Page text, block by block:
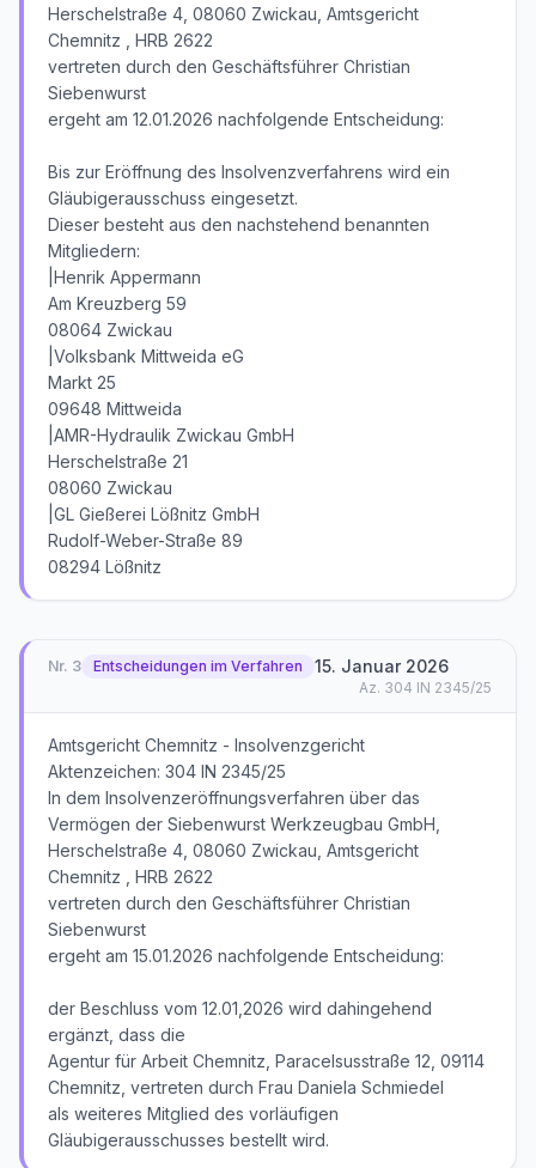
Herschelstraße 4, 08060 Zwickau, Amtsgericht
Chemnitz , HRB 2622
vertreten durch den Geschäftsführer Christian
Siebenwurst
ergeht am 12.01.2026 nachfolgende Entscheidung:
Bis zur Eröffnung des Insolvenzverfahrens wird ein
Gläubigerausschuss eingesetzt.
Dieser besteht aus den nachstehend benannten
Mitgliedern:
|Henrik Appermann
Am Kreuzberg 59
08064 Zwickau
|Volksbank Mittweida eG
Markt 25
09648 Mittweida
|AMR-Hydraulik Zwickau GmbH
Herschelstraße 21
08060 Zwickau
|GL Gießerei Lößnitz GmbH
Rudolf-Weber-Straße 89
Nr. 3 Entscheidungen im Verfahren 15. Januar 2026
Az. 304 IN 2345/25
Amtsgericht Chemnitz - Insolvenzgericht
Aktenzeichen: 304 IN 2345/25
In dem Insolvenzeröffnungsverfahren über das
Vermögen der Siebenwurst Werkzeugbau GmbH,
Herschelstraße 4, 08060 Zwickau, Amtsgericht
Chemnitz , HRB 2622
vertreten durch den Geschäftsführer Christian
Siebenwurst
ergeht am 15.01.2026 nachfolgende Entscheidung:
der Beschluss vom 12.01,2026 wird dahingehend
ergänzt, dass die
Agentur für Arbeit Chemnitz, Paracelsusstraße 12, 09114
Chemnitz, vertreten durch Frau Daniela Schmiedel
als weiteres Mitglied des vorläufigen
Gläubigerausschusses bestellt wird.